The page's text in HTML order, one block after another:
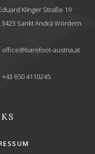
Klinger Straße 19
3423 Sankt Andrä Wördern
office@barefoot-austria.at
+43 650 4110245